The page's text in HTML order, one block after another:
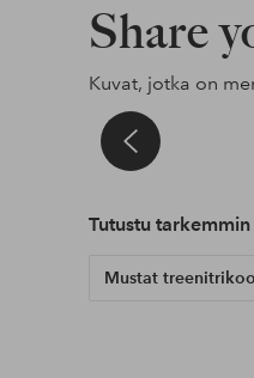
Share
Kuvat, jotka on
Julkaissut
x_leoniie
Tutustu tarkemmin
Mustat